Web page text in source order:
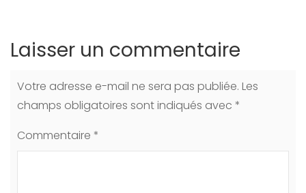
Laisser un commentaire
Votre adresse e-mail ne sera pas publiée. Les
champs obligatoires sont indiqués avec *
Commentaire *